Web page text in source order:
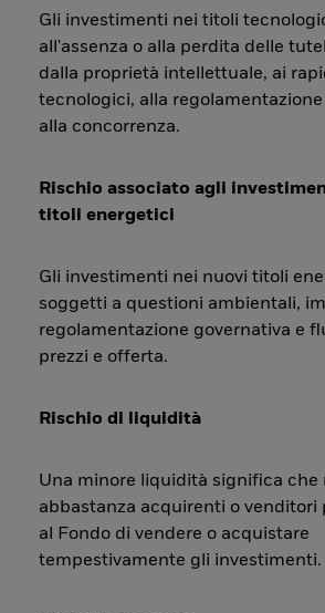
Gli investimenti nei titoli
all'assenza o alla perdita delle
dalla proprietà intellettuale, ai
tecnologici, alla
alla concorrenza.
Rischio associato agli
titoli energetici
Gli investimenti nei nuovi titoli
soggetti a questioni ambientali,
regolamentazione governativa e
prezzi e offerta.
Rischio di liquidità
Una minore liquidità significa che
abbastanza acquirenti o venditori
al Fondo di vendere o acquistare
tempestivamente gli investimenti.